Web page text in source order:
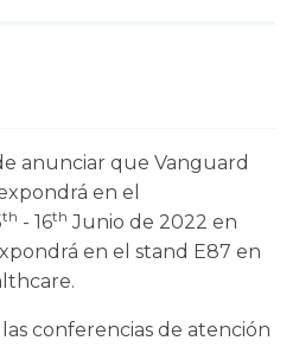
anunciar que Vanguard
en el
th - 16th Junio de 2022 en
en el stand E87 en
conferencias de atención